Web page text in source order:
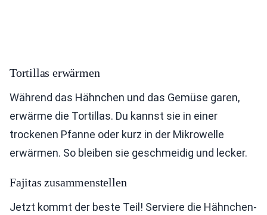
Tortillas erwärmen
Während das Hähnchen und das Gemüse garen,
erwärme die Tortillas. Du kannst sie in einer
trockenen Pfanne oder kurz in der Mikrowelle
erwärmen. So bleiben sie geschmeidig und lecker.
Fajitas zusammenstellen
Jetzt kommt der beste Teil! Serviere die Hähnchen-